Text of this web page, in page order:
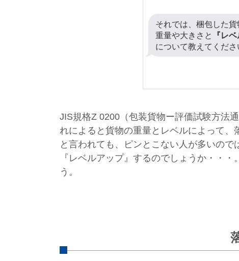
それでは、梱包した
重量や大きさと 『レベ
について教えてくださ
JIS規格Z 0200（包装貨物ー評価試験方法
れによると貨物の重量とレベルによって
と言われても、ピンとこない人が多いの
『レベルアップ』するのでしょうか・・
う。